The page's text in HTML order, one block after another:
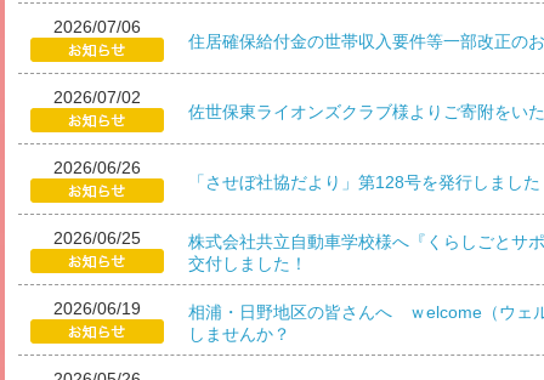
2026/07/06
住居確保給付金の世帯収入要件等一部改正の
2026/07/02
佐世保東ライオンズクラブ様よりご寄附をい
2026/06/26
「させぼ社協だより」第128号を発行しました
2026/06/25
株式会社共立自動車学校様へ『くらしごとサ
交付しました！
2026/06/19
相浦・日野地区の皆さんへ ｗelcome（ウェ
しませんか？